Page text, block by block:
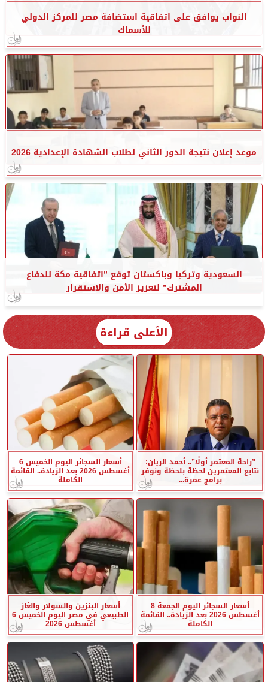
النواب يوافق على اتفاقية استضافة مصر للمركز الدولي
للأسماك
موعد إعلان نتيجة الدور الثاني لطلاب الشهادة الإعدادية 2026
السعودية وتركيا وباكستان توقع ”اتفاقية مكة للدفاع
المشترك” لتعزيز الأمن والاستقرار
الأعلى قراءة
”راحة المعتمر أولًا”.. أحمد الريان:
نتابع المعتمرين لحظة بلحظة ونوفر
برامج عمرة...
أسعار السجائر اليوم الخميس 6
أغسطس 2026 بعد الزيادة.. القائمة
الكاملة
أسعار السجائر اليوم الجمعة 8
أغسطس 2026 بعد الزيادة.. القائمة
الكاملة
أسعار البنزين والسولار والغاز
الطبيعي في مصر اليوم الخميس 6
أغسطس 2026